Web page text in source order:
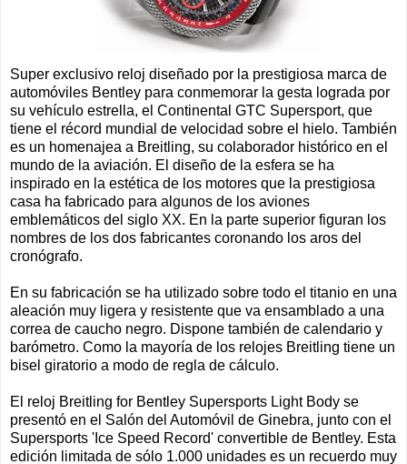
Super exclusivo reloj diseñado por la prestigiosa marca de
automóviles Bentley para conmemorar la gesta lograda por
su vehículo estrella, el Continental GTC Supersport, que
tiene el récord mundial de velocidad sobre el hielo. También
es un homenajea a Breitling, su colaborador histórico en el
mundo de la aviación. El diseño de la esfera se ha
inspirado en la estética de los motores que la prestigiosa
casa ha fabricado para algunos de los aviones
emblemáticos del siglo XX. En la parte superior figuran los
nombres de los dos fabricantes coronando los aros del
cronógrafo.
En su fabricación se ha utilizado sobre todo el titanio en una
aleación muy ligera y resistente que va ensamblado a una
correa de caucho negro. Dispone también de calendario y
barómetro. Como la mayoría de los relojes Breitling tiene un
bisel giratorio a modo de regla de cálculo.
El reloj Breitling for Bentley Supersports Light Body se
presentó en el Salón del Automóvil de Ginebra, junto con el
Supersports 'Ice Speed ​​Record' convertible de Bentley. Esta
edición limitada de sólo 1.000 unidades es un recuerdo muy